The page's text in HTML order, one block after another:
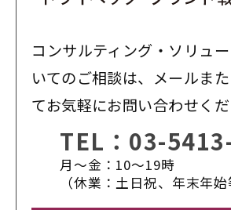
コンサルティング・ソリュ
いてのご相談は、メールま
てお気軽にお問い合わせくだ
TEL： 03-
月〜金：10〜19時
（休業：土日祝、年末年始